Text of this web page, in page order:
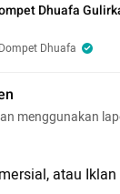
Dhuafa
Dompet Dhuafa
menggunakan
atau Iklan